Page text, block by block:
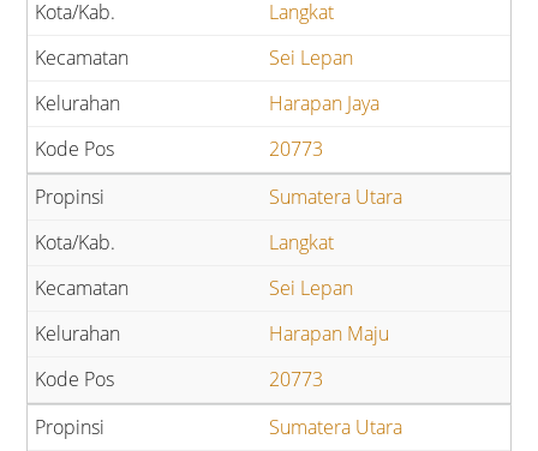
Langkat
Sei Lepan
Harapan Jaya
20773
Sumatera Utara
Langkat
Sei Lepan
Harapan Maju
20773
Sumatera Utara